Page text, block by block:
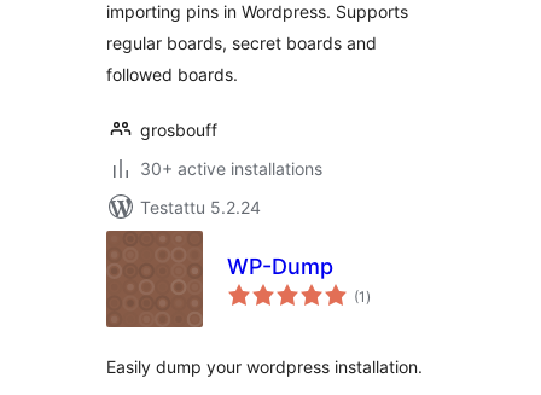
importing pins in Wordpress. Supports
regular boards, secret boards and
followed boards.
grosbouff
30+ active installations
Testattu 5.2.24
WP-Dump
(1 arvosanat
yhteensä
)
Easily dump your wordpress installation.